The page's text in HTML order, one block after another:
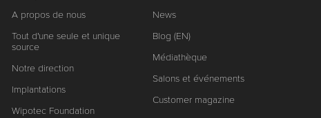
A propos de nous
Tout d'une seule et unique
source
Notre direction
Implantations
Wipotec Foundation
News
Blog (EN)
Médiathèque
Salons et événements
Customer magazine